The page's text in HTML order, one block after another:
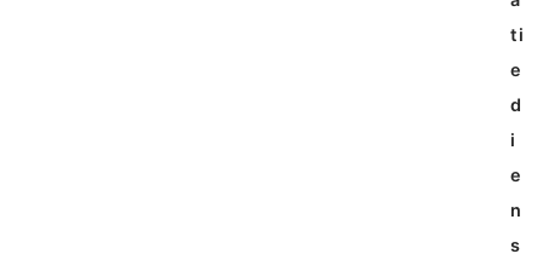
ti
e
d
i
e
n
s